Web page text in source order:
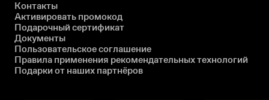
Контакты
Активировать промокод
Подарочный сертификат
Документы
Пользовательское соглашение
Правила применения рекомендательных технологий
Подарки от наших партнёров